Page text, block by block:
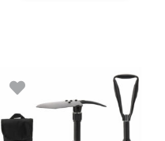
a
Prețul
curent
este:
41.65 lei.